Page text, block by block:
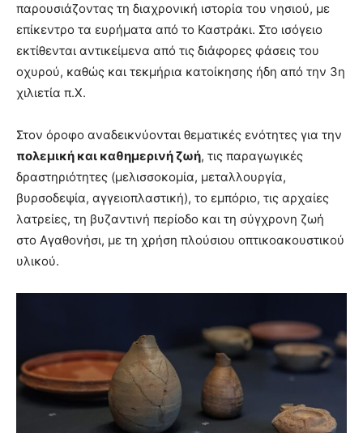
παρουσιάζοντας τη διαχρονική ιστορία του νησιού, με
επίκεντρο τα ευρήματα από το Καστράκι. Στο ισόγειο
εκτίθενται αντικείμενα από τις διάφορες φάσεις του
οχυρού, καθώς και τεκμήρια κατοίκησης ήδη από την 3η
χιλιετία π.Χ.
Στον όροφο αναδεικνύονται θεματικές ενότητες για την
πολεμική και καθημερινή ζωή, τις παραγωγικές
δραστηριότητες (μελισσοκομία, μεταλλουργία,
βυρσοδεψία, αγγειοπλαστική), το εμπόριο, τις αρχαίες
λατρείες, τη βυζαντινή περίοδο και τη σύγχρονη ζωή
στο Αγαθονήσι, με τη χρήση πλούσιου οπτικοακουστικού
υλικού.